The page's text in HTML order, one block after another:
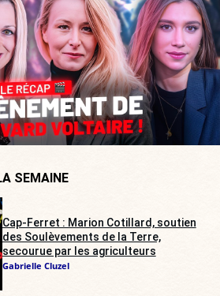
SEMAINE
Cap-Ferret : Marion Cotillard, soutien
des Soulèvements de la Terre,
secourue par les agriculteurs
Gabrielle Cluzel